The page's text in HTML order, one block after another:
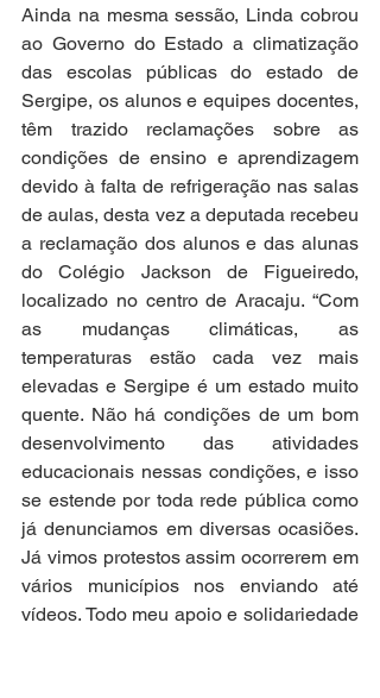
Ainda na mesma sessão, Linda cobrou
ao Governo do Estado a climatização
das escolas públicas do estado de
Sergipe, os alunos e equipes docentes,
têm trazido reclamações sobre as
condições de ensino e aprendizagem
devido à falta de refrigeração nas salas
de aulas, desta vez a deputada recebeu
a reclamação dos alunos e das alunas
do Colégio Jackson de Figueiredo,
localizado no centro de Aracaju. “Com
as mudanças climáticas, as
temperaturas estão cada vez mais
elevadas e Sergipe é um estado muito
quente. Não há condições de um bom
desenvolvimento das atividades
educacionais nessas condições, e isso
se estende por toda rede pública como
já denunciamos em diversas ocasiões.
Já vimos protestos assim ocorrerem em
vários municípios nos enviando até
vídeos. Todo meu apoio e solidariedade